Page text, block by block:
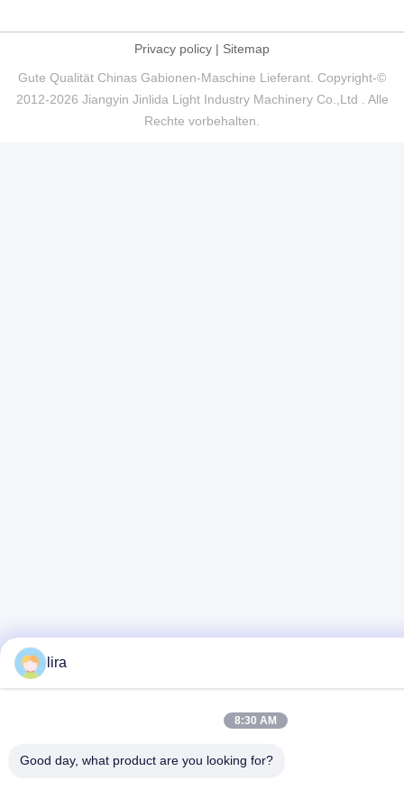
Privacy policy | Sitemap
Gute Qualität Chinas Gabionen-Maschine Lieferant. Copyright-©
2012-2026 Jiangyin Jinlida Light Industry Machinery Co.,Ltd . Alle
Rechte vorbehalten.
lira
8:30 AM
Good day, what product are you looking for?